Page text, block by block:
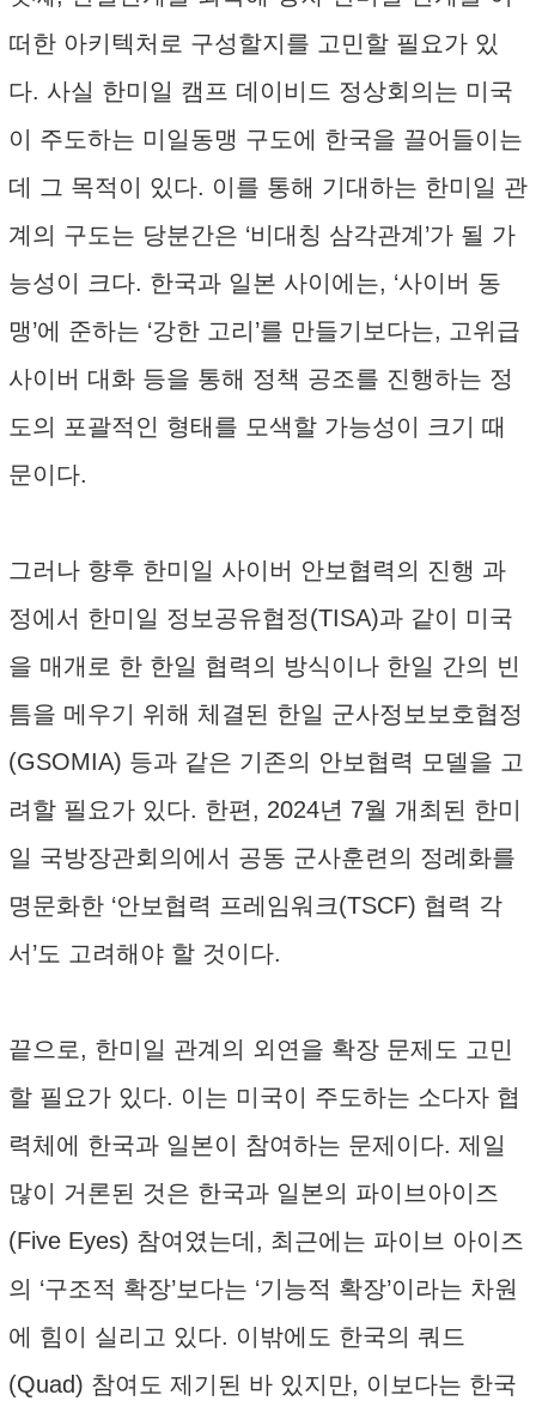
떠한 아키텍처로 구성할지를 고민할 필요가 있
다. 사실 한미일 캠프 데이비드 정상회의는 미국
이 주도하는 미일동맹 구도에 한국을 끌어들이는
데 그 목적이 있다. 이를 통해 기대하는 한미일 관
계의 구도는 당분간은 ‘비대칭 삼각관계’가 될 가
능성이 크다. 한국과 일본 사이에는, ‘사이버 동
맹’에 준하는 ‘강한 고리’를 만들기보다는, 고위급
사이버 대화 등을 통해 정책 공조를 진행하는 정
도의 포괄적인 형태를 모색할 가능성이 크기 때
문이다.
그러나 향후 한미일 사이버 안보협력의 진행 과
정에서 한미일 정보공유협정(TISA)과 같이 미국
을 매개로 한 한일 협력의 방식이나 한일 간의 빈
틈을 메우기 위해 체결된 한일 군사정보보호협정
(GSOMIA) 등과 같은 기존의 안보협력 모델을 고
려할 필요가 있다. 한편, 2024년 7월 개최된 한미
일 국방장관회의에서 공동 군사훈련의 정례화를
명문화한 ‘안보협력 프레임워크(TSCF) 협력 각
서’도 고려해야 할 것이다.
끝으로, 한미일 관계의 외연을 확장 문제도 고민
할 필요가 있다. 이는 미국이 주도하는 소다자 협
력체에 한국과 일본이 참여하는 문제이다. 제일
많이 거론된 것은 한국과 일본의 파이브아이즈
(Five Eyes) 참여였는데, 최근에는 파이브 아이즈
의 ‘구조적 확장’보다는 ‘기능적 확장’이라는 차원
에 힘이 실리고 있다. 이밖에도 한국의 쿼드
(Quad) 참여도 제기된 바 있지만, 이보다는 한국